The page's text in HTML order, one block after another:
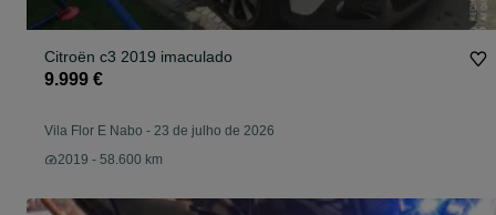
Citroën c3 2019 imaculado
9.999 €
Vila Flor E Nabo - 23 de julho de 2026
2019 - 58.600 km